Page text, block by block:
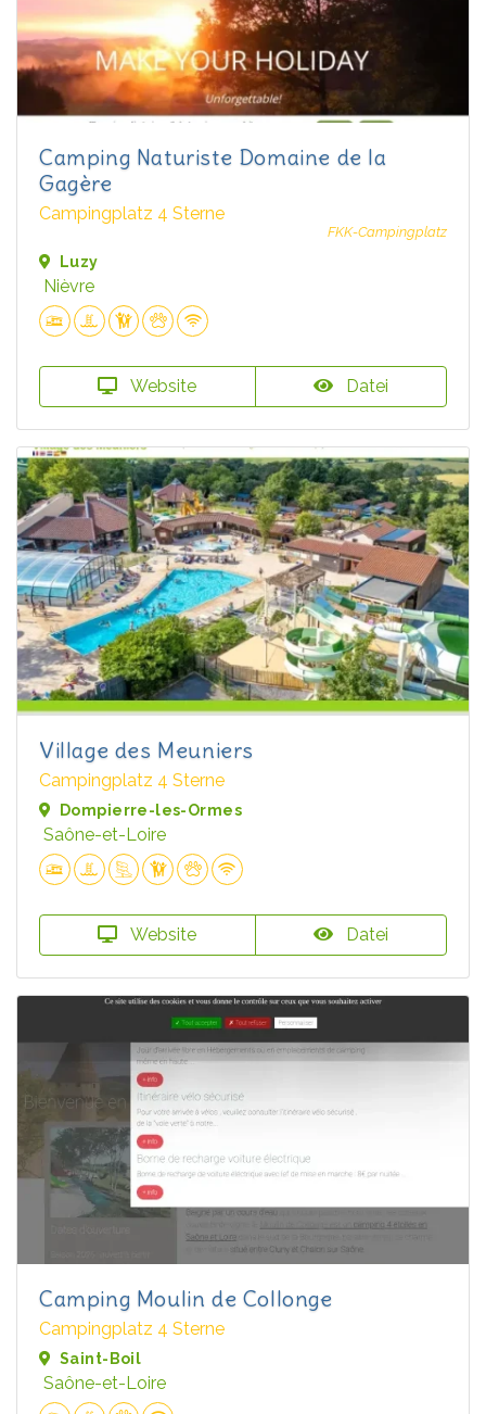
Camping Naturiste Domaine de la
Gagère
Campingplatz 4 Sterne
FKK-Campingplatz
Luzy
Nièvre
Website Datei
Village des Meuniers
Campingplatz 4 Sterne
Dompierre-les-Ormes
Saône-et-Loire
Website Datei
Camping Moulin de Collonge
Campingplatz 4 Sterne
Saint-Boil
Saône-et-Loire